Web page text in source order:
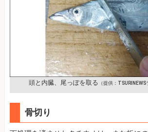
頭と内臓、尾っぽを取る （提供：TSURINEWS
骨切り